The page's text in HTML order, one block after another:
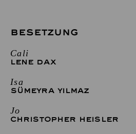
BESETZUNG
Cali
LENE DAX
Isa
SÜMEYRA YILMAZ
Jo
CHRISTOPHER HEISLER